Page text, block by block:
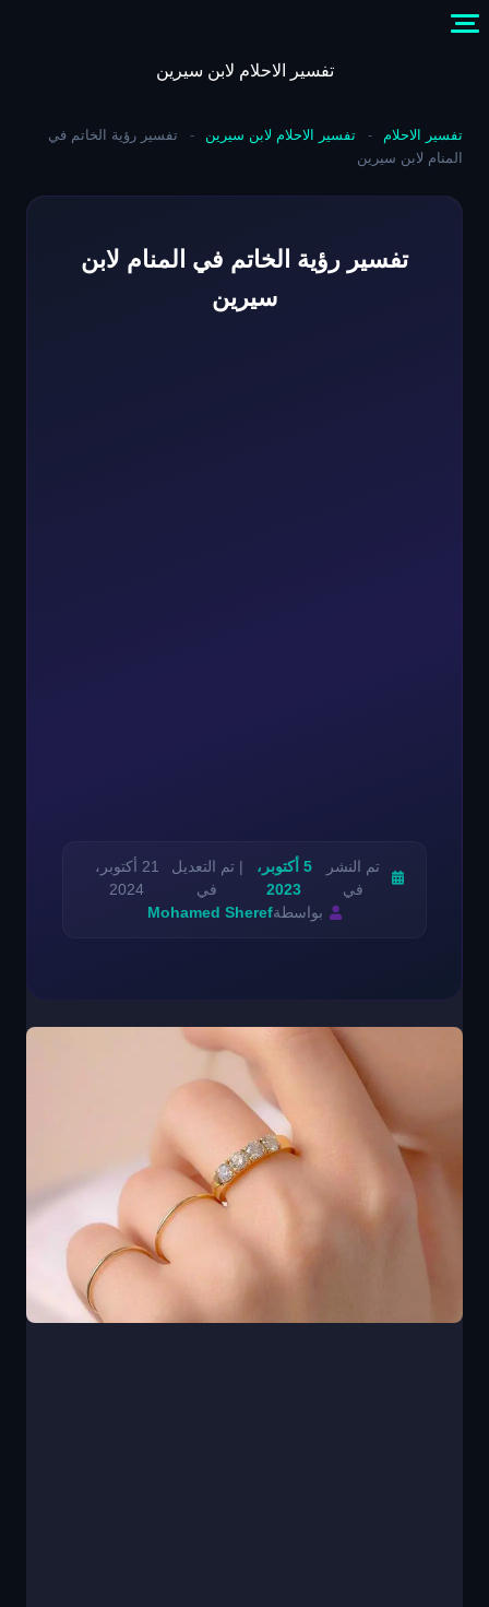
content
تفسير الاحلام لابن سيرين
تفسير الاحلام - تفسير الاحلام لابن سيرين -
تفسير رؤية الخاتم في
المنام لابن سيرين
تفسير رؤية الخاتم في المنام لابن
سيرين
تم النشر
في
5 أكتوبر،
2023
| تم التعديل
في
21 أكتوبر،
2024
بواسطةMohamed Sheref